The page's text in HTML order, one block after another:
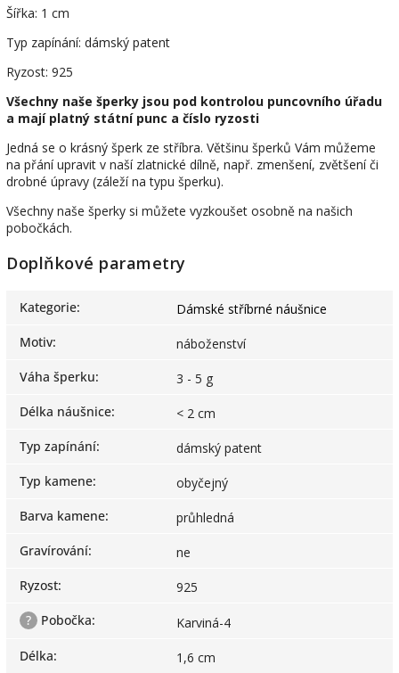
Šířka: 1 cm
Typ zapínání: dámský patent
Ryzost: 925
Všechny naše šperky jsou pod kontrolou puncovního úřadu
a mají platný státní punc a číslo ryzosti
Jedná se o krásný šperk ze stříbra. Většinu šperků Vám můžeme
na přání upravit v naší zlatnické dílně, např. zmenšení, zvětšení či
drobné úpravy (záleží na typu šperku).
Všechny naše šperky si můžete vyzkoušet osobně na našich
pobočkách.
Doplňkové parametry
Kategorie:
Dámské stříbrné náušnice
Motiv:
náboženství
Váha šperku:
3 - 5 g
Délka náušnice:
< 2 cm
Typ zapínání:
dámský patent
Typ kamene:
obyčejný
Barva kamene:
průhledná
Gravírování:
ne
Ryzost:
925
?
Pobočka:
Karviná-4
Délka:
1,6 cm